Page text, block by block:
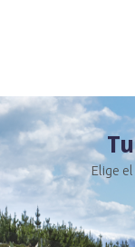
Elige